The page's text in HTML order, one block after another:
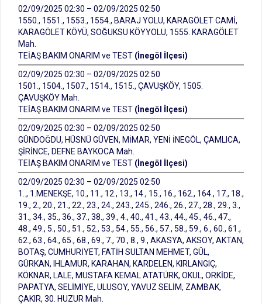
02/09/2025 02:30 – 02/09/2025 02:50
1550., 1551., 1553., 1554., BARAJ YOLU, KARAGÖLET CAMİ,
KARAGÖLET KÖYÜ, SOĞUKSU KÖYYOLU, 1555. KARAGÖLET
Mah.
TEİAŞ BAKIM ONARIM ve TEST (İnegöl İlçesi)
02/09/2025 02:30 – 02/09/2025 02:50
1501., 1504., 1507., 1514., 1515., ÇAVUŞKÖY, 1505.
ÇAVUŞKÖY Mah.
TEİAŞ BAKIM ONARIM ve TEST (İnegöl İlçesi)
02/09/2025 02:30 – 02/09/2025 02:50
GÜNDOĞDU, HÜSNÜ GÜVEN, MİMAR, YENİ İNEGÖL, ÇAMLICA,
ŞİRİNCE, DEFNE BAYKOCA Mah.
TEİAŞ BAKIM ONARIM ve TEST (İnegöl İlçesi)
02/09/2025 02:30 – 02/09/2025 02:50
1.., 1.MENEKŞE, 10., 11., 12., 13., 14., 15., 16., 162., 164., 17., 18.,
19., 2., 20., 21., 22., 23., 24., 243., 245., 246., 26., 27., 28., 29., 3.,
31., 34., 35., 36., 37., 38., 39., 4., 40., 41., 43., 44., 45., 46., 47.,
48., 49., 5., 50., 51., 52., 53., 54., 55., 56., 57., 58., 59., 6., 60., 61.,
62., 63., 64., 65., 68., 69., 7., 70., 8., 9., AKASYA, AKSOY, AKTAN,
BOTAŞ, CUMHURİYET, FATİH SULTAN MEHMET, GÜL,
GÜRKAN, IHLAMUR, KARAHAN, KARDELEN, KIRLANGIÇ,
KÖKNAR, LALE, MUSTAFA KEMAL ATATÜRK, OKUL, ORKİDE,
PAPATYA, SELİMİYE, ULUSOY, YAVUZ SELİM, ZAMBAK,
ÇAKIR, 30. HUZUR Mah.